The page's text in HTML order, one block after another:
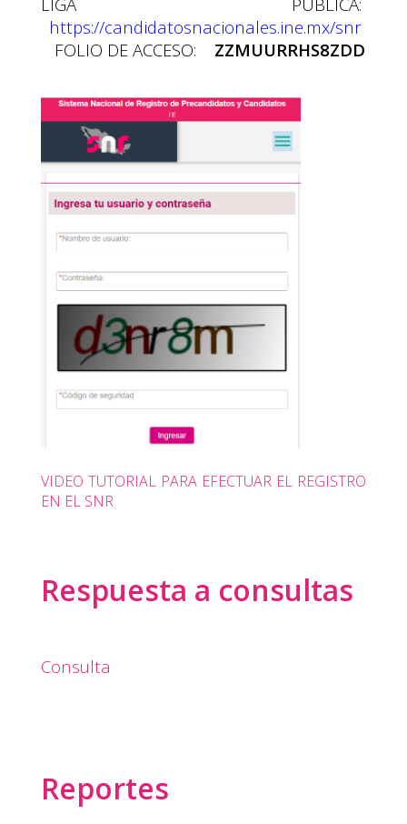
https://candidatosnacionales.ine.mx/snr
FOLIO DE ACCESO: ZZMUURRHS8ZDD
VIDEO TUTORIAL PARA EFECTUAR EL REGISTRO
EN EL SNR
Respuesta a consultas
Consulta
Reportes